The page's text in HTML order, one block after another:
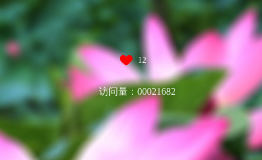
12
访问量： 00021682